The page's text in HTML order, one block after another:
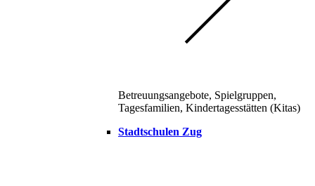
Betreuungsangebote, Spielgruppen,
Tagesfamilien, Kindertagesstätten (Kitas)
Stadtschulen Zug